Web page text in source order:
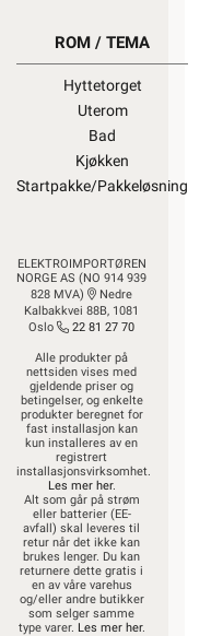
ROM / TEMA
Hyttetorget
Uterom
Bad
Kjøkken
Startpakke/Pakkeløsning
ELEKTROIMPORTØREN
NORGE AS (NO 914 939
828 MVA)
Nedre
Kalbakkvei 88B, 1081
Oslo
22 81 27 70
Alle produkter på
nettsiden vises med
gjeldende priser og
betingelser, og enkelte
produkter beregnet for
fast installasjon kan
kun installeres av en
registrert
installasjonsvirksomhet.
Les mer her.
Alt som går på strøm
eller batterier (EE-
avfall) skal leveres til
retur når det ikke kan
brukes lenger. Du kan
returnere dette gratis i
en av våre varehus
og/eller andre butikker
som selger samme
type varer. Les mer her.